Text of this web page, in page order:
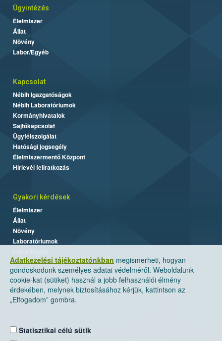
Adatkezelési tájékoztatónkban megismerheti, hogyan
gondoskodunk személyes adatai védelméről. Weboldalunk
cookie-kat (sütiket) használ a jobb felhasználói élmény
érdekében, melynek biztosításához kérjük, kattintson az
„Elfogadom” gombra.
Statisztikai célú sütik
Ügyintézés
Élelmiszer
Állat
Növény
Labor/Egyéb
Kapcsolat
Nébih Igazgatóságok
Nébih Laboratóriumok
Kormányhivatalok
Sajtókapcsolat
Ügyfélszolgálat
Hatósági jogsegély
Élelmiszermentő Központ
Hírlevél feliratkozás
Gyakori kérdések
Élelmiszer
Állat
Növény
Laboratóriumok